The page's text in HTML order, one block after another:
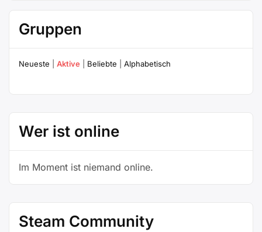
TeamSpeak³-Server eigentlich nur noch genutzt,
wenn Discord Probleme hat oder wenn einzelne
(Latency) damit haben. In der …Weiterlesen
Gruppen
Neueste Aktive Beliebte Alphabetisch
Wer ist online
Im Moment ist niemand online.
Steam Community